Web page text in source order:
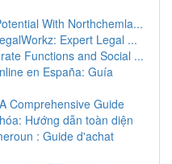
With Northchemla...
Expert Legal ...
Functions and Social ...
en España: Guía
Comprehensive Guide
Hướng dẫn toàn diện
: Guide d'achat